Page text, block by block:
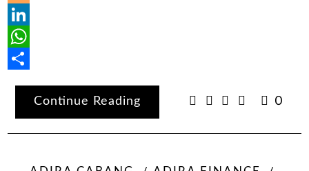
Blogger
LinkedIn
WhatsApp
Continue Reading
0